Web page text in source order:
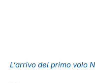
L’arrivo del primo volo